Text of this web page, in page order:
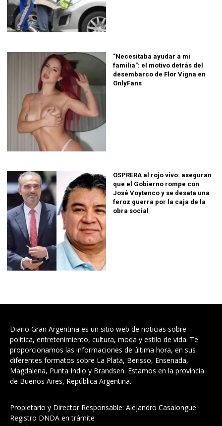
"Necesitaba ayudar a mi
familia": el motivo detrás del
desembarco de Flor Vigna en
OnlyFans
OSPRERA al rojo vivo: aseguran
que el Gobierno rompe con
José Voytenco y se desata una
feroz guerra por la caja de la
obra social
Diario Gran Argentina es un sitio web de noticias sobre
política, entretenimiento, cultura, moda y estilo de vida. Te
proporcionamos las informaciones de última hora, en sus
diferentes formatos sobre La Plata, Berisso, Ensenada,
Magdalena, Punta Indio y Brandsen. Estamos en la provincia
de Buenos Aires, República Argentina.
Propietario y Director Responsable: Alejandro Casalongue
Registro DNDA en trámite